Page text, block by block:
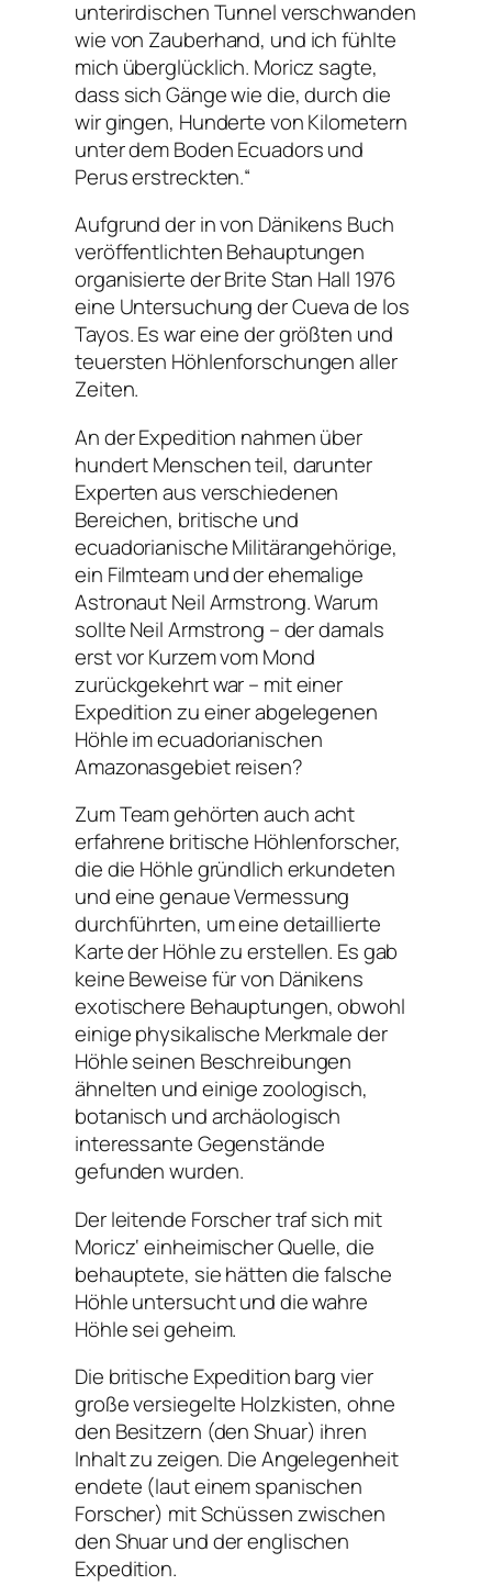
unterirdischen Tunnel verschwanden
wie von Zauberhand, und ich fühlte
mich überglücklich. Moricz sagte,
dass sich Gänge wie die, durch die
wir gingen, Hunderte von Kilometern
unter dem Boden Ecuadors und
Perus erstreckten.“
Aufgrund der in von Dänikens Buch
veröffentlichten Behauptungen
organisierte der Brite Stan Hall 1976
eine Untersuchung der Cueva de los
Tayos. Es war eine der größten und
teuersten Höhlenforschungen aller
Zeiten.
An der Expedition nahmen über
hundert Menschen teil, darunter
Experten aus verschiedenen
Bereichen, britische und
ecuadorianische Militärangehörige,
ein Filmteam und der ehemalige
Astronaut Neil Armstrong. Warum
sollte Neil Armstrong – der damals
erst vor Kurzem vom Mond
zurückgekehrt war – mit einer
Expedition zu einer abgelegenen
Höhle im ecuadorianischen
Amazonasgebiet reisen?
Zum Team gehörten auch acht
erfahrene britische Höhlenforscher,
die die Höhle gründlich erkundeten
und eine genaue Vermessung
durchführten, um eine detaillierte
Karte der Höhle zu erstellen. Es gab
keine Beweise für von Dänikens
exotischere Behauptungen, obwohl
einige physikalische Merkmale der
Höhle seinen Beschreibungen
ähnelten und einige zoologisch,
botanisch und archäologisch
interessante Gegenstände
gefunden wurden.
Der leitende Forscher traf sich mit
Moricz‘ einheimischer Quelle, die
behauptete, sie hätten die falsche
Höhle untersucht und die wahre
Höhle sei geheim.
Die britische Expedition barg vier
große versiegelte Holzkisten, ohne
den Besitzern (den Shuar) ihren
Inhalt zu zeigen. Die Angelegenheit
endete (laut einem spanischen
Forscher) mit Schüssen zwischen
den Shuar und der englischen
Expedition.